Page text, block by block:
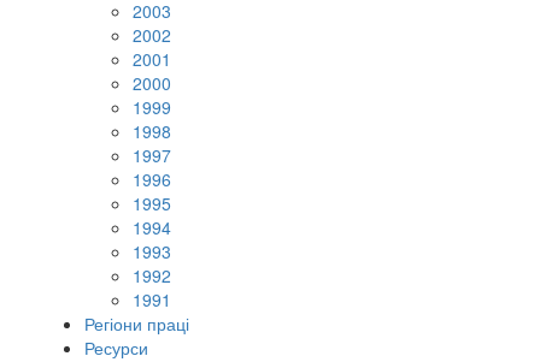
2003
2002
2001
2000
1999
1998
1997
1996
1995
1994
1993
1992
1991
Регіони праці
Ресурси